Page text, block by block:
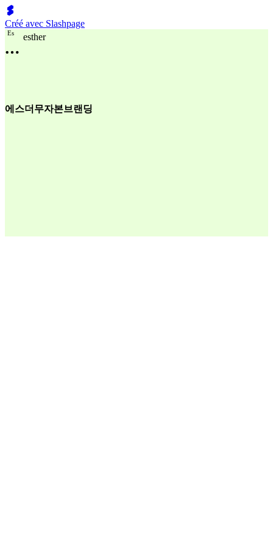
Créé avec Slashpage
Es esther
에스더무자본브랜딩